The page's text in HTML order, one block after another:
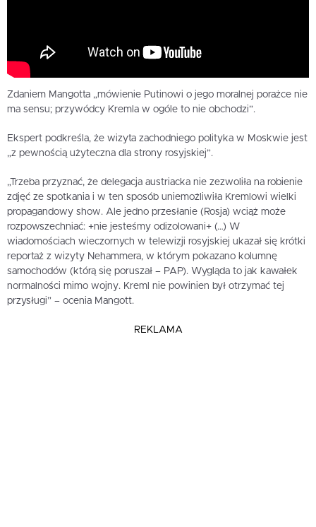
Zdaniem Mangotta „mówienie Putinowi o jego moralnej porażce nie
ma sensu; przywódcy Kremla w ogóle to nie obchodzi”.
Ekspert podkreśla, że wizyta zachodniego polityka w Moskwie jest
„z pewnością użyteczna dla strony rosyjskiej”.
„Trzeba przyznać, że delegacja austriacka nie zezwoliła na robienie
zdjęć ze spotkania i w ten sposób uniemożliwiła Kremlowi wielki
propagandowy show. Ale jedno przesłanie (Rosja) wciąż może
rozpowszechniać: +nie jesteśmy odizolowani+ (…) W
wiadomościach wieczornych w telewizji rosyjskiej ukazał się krótki
reportaż z wizyty Nehammera, w którym pokazano kolumnę
samochodów (którą się poruszał – PAP). Wygląda to jak kawałek
normalności mimo wojny. Kreml nie powinien był otrzymać tej
przysługi” – ocenia Mangott.
REKLAMA